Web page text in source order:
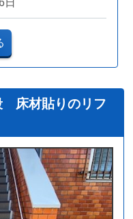
日
床材貼りのリフ